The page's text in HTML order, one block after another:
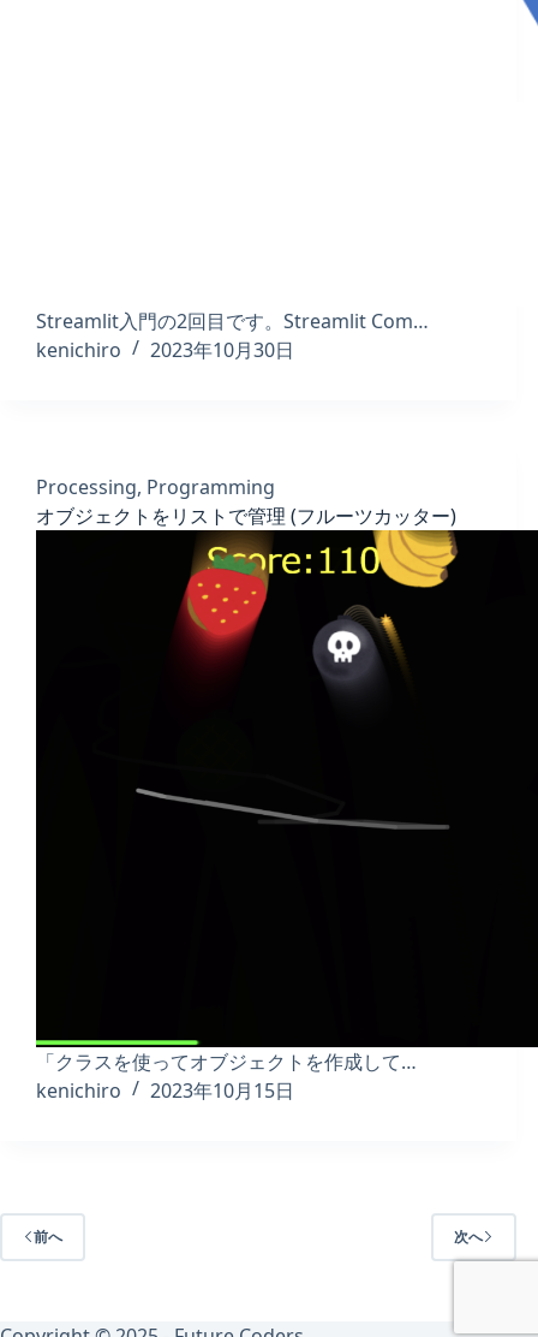
Streamlit入門の2回目です。Streamlit Com…
kenichiro
2023年10月30日
Processing, Programming
オブジェクトをリストで管理 (フルーツカッター)
「クラスを使ってオブジェクトを作成して…
kenichiro
2023年10月15日
前へ 次へ